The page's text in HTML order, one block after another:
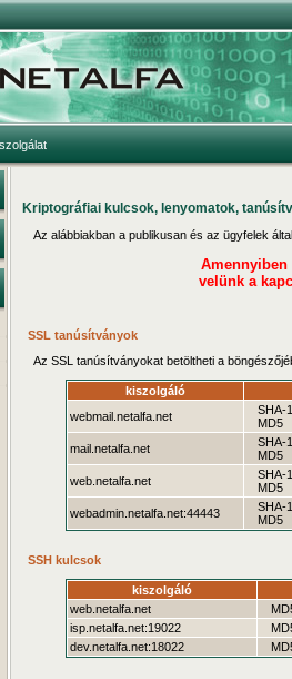
Kriptográfiai kulcsok, lenyomatok,
Az alábbiakban a publikusan és az ügyfelek
Amennyiben
velünk a
SSL tanúsítványok
Az SSL tanúsítványokat betöltheti a
kiszolgáló
webmail.netalfa.net
SHA-1
MD5
mail.netalfa.net
SHA-1
MD5
web.netalfa.net
SHA-1
MD5
webadmin.netalfa.net:44443
SHA-1
MD5
SSH kulcsok
kiszolgáló
web.netalfa.net
isp.netalfa.net:19022
dev.netalfa.net:18022